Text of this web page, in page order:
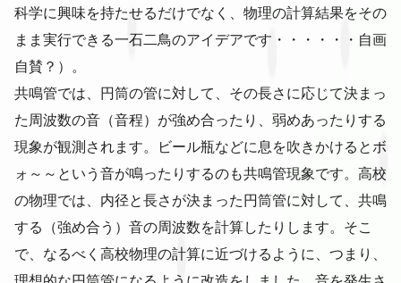
科学に興味を持たせるだけでなく、物理の計算結果をその
まま実行できる一石二鳥のアイデアです・・・・・・自画
自賛？）。
共鳴管では、円筒の管に対して、その長さに応じて決まっ
た周波数の音（音程）が強め合ったり、弱めあったりする
現象が観測されます。ビール瓶などに息を吹きかけるとボ
ォ～～という音が鳴ったりするのも共鳴管現象です。高校
の物理では、内径と長さが決まった円筒管に対して、共鳴
する（強め合う）音の周波数を計算したりします。そこ
で、なるべく高校物理の計算に近づけるように、つまり、